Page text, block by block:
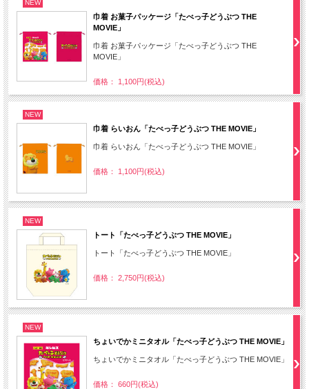
NEW
巾着 お菓子パッケージ「たべっ子どうぶつ THE
MOVIE」
巾着 お菓子パッケージ「たべっ子どうぶつ THE
MOVIE」
価格： 1,100円(税込)
NEW
巾着 らいおん「たべっ子どうぶつ THE MOVIE」
巾着 らいおん「たべっ子どうぶつ THE MOVIE」
価格： 1,100円(税込)
NEW
トート「たべっ子どうぶつ THE MOVIE」
トート「たべっ子どうぶつ THE MOVIE」
価格： 2,750円(税込)
NEW
ちょいでかミニタオル「たべっ子どうぶつ THE MOVIE」
ちょいでかミニタオル「たべっ子どうぶつ THE MOVIE」
価格： 660円(税込)